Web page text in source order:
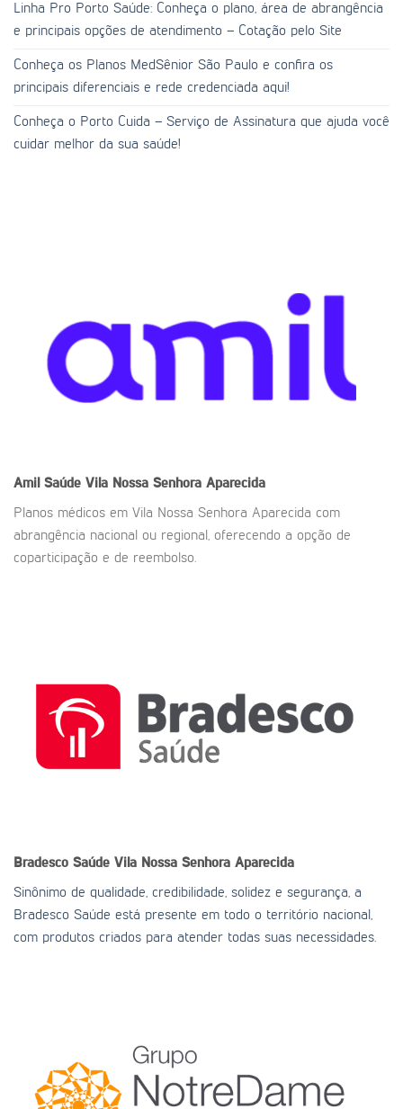
Linha Pro Porto Saúde: Conheça o plano, área de abrangência
e principais opções de atendimento – Cotação pelo Site
Conheça os Planos MedSênior São Paulo e confira os
principais diferenciais e rede credenciada aqui!
Conheça o Porto Cuida – Serviço de Assinatura que ajuda você
cuidar melhor da sua saúde!
Amil Saúde Vila Nossa Senhora Aparecida
Planos médicos em Vila Nossa Senhora Aparecida com
abrangência nacional ou regional, oferecendo a opção de
coparticipação e de reembolso.
Bradesco Saúde Vila Nossa Senhora Aparecida
Sinônimo de qualidade, credibilidade, solidez e segurança, a
Bradesco Saúde está presente em todo o território nacional,
com produtos criados para atender todas suas necessidades.